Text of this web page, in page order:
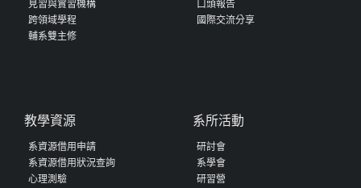
見習與實習機構
跨領域學程
輔系雙主修
口頭報告
國際交流分享
教學資源
系資源借用申請
系資源借用狀況查詢
心理測驗
系所活動
研討會
系學會
研習營